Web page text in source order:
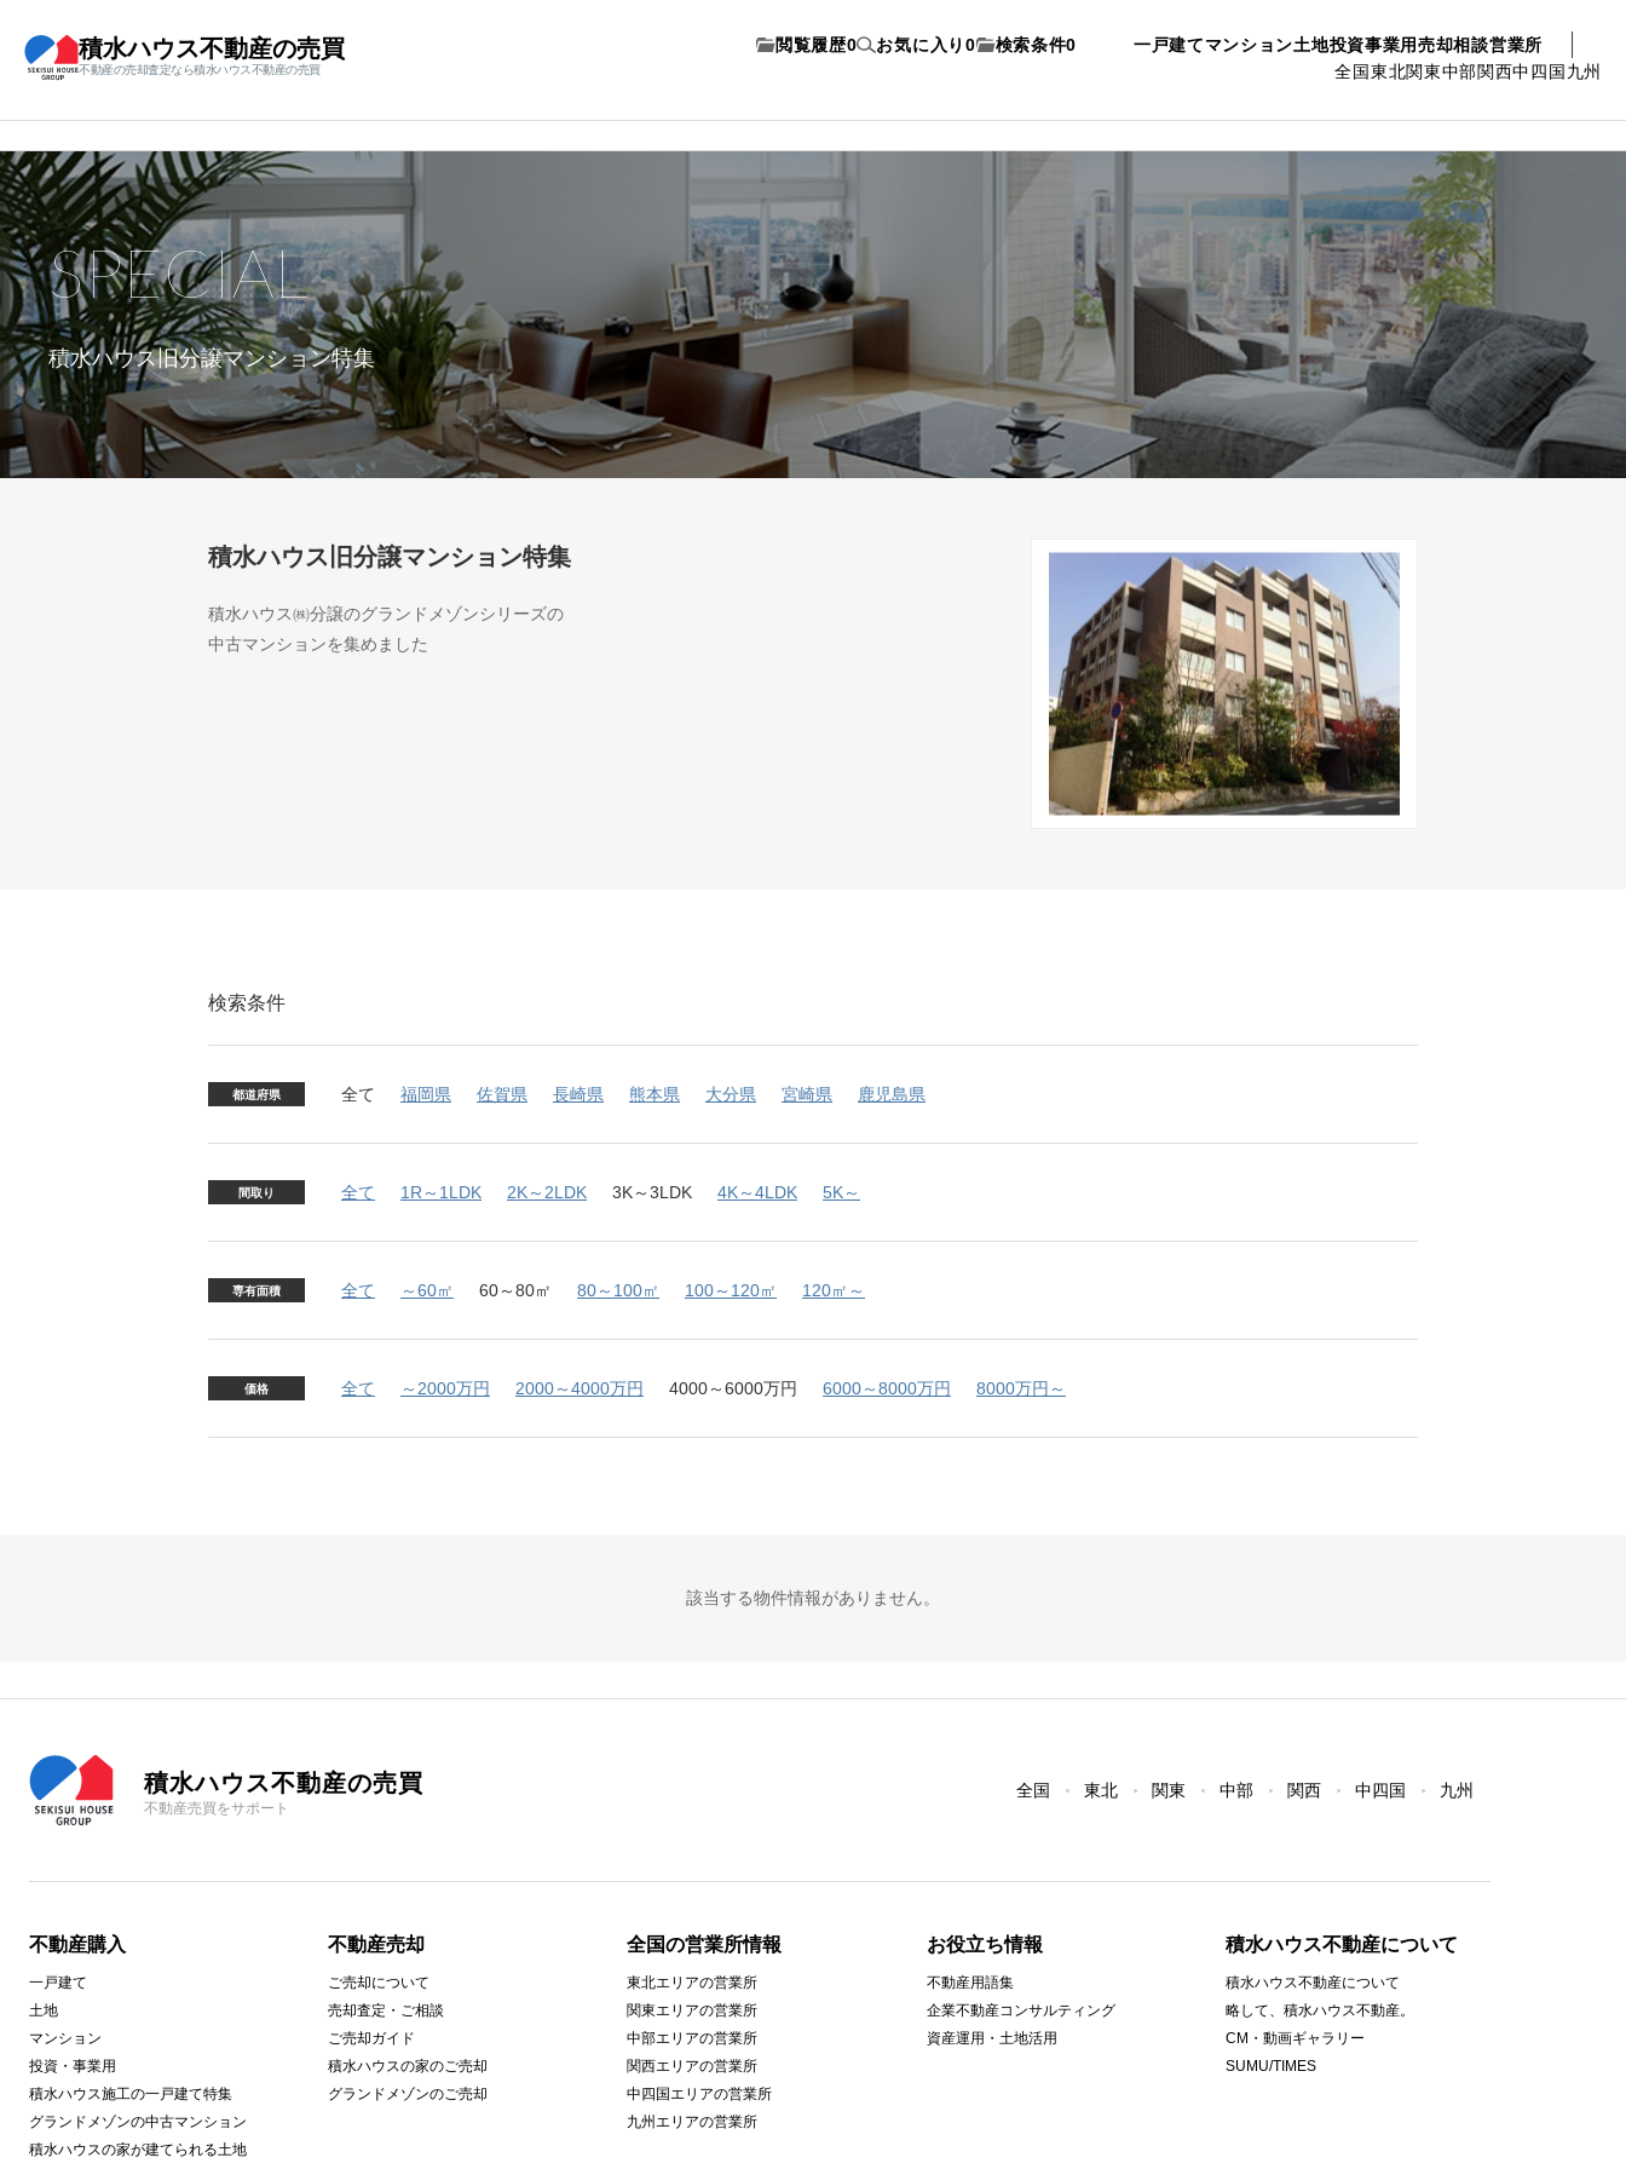
積水ハウス不動産の売買
不動産の売却査定なら積水ハウス不動産の売買
一戸建てマンション土地投資事業用売却相談営業所
全国東北関東中部関西中四国九州
閲覧履歴0 お気に入り 0 検索条件0
積水ハウス旧分譲マンション特集
SPECIAL
積水ハウス旧分譲マンション特集
積水ハウス㈱分譲のグランドメゾンシリーズの
中古マンションを集めました
検索条件
都道府県 全て 福岡県 佐賀県 長崎県 熊本県 大分県 宮崎県 鹿児島県
間取り 全て 1R～1LDK 2K～2LDK 3K～3LDK 4K～4LDK 5K～
専有面積 全て ～60㎡ 60～80㎡ 80～100㎡ 100～120㎡ 120㎡～
価格 全て ～2000万円 2000～4000万円 4000～6000万円 6000～8000万円 8000万円～
該当する物件情報がありません。
積水ハウス不動産の売買
不動産売買をサポート
全国 東北 関東 中部 関西 中四国 九州
不動産購入
一戸建て
土地
マンション
投資・事業用
積水ハウス施工の一戸建て特集
グランドメゾンの中古マンション
積水ハウスの家が建てられる土地
不動産売却
ご売却について
売却査定・ご相談
ご売却ガイド
積水ハウスの家のご売却
グランドメゾンのご売却
全国の営業所情報
東北エリアの営業所
関東エリアの営業所
中部エリアの営業所
関西エリアの営業所
中四国エリアの営業所
九州エリアの営業所
お役立ち情報
不動産用語集
企業不動産コンサルティング
資産運用・土地活用
積水ハウス不動産について
積水ハウス不動産について
略して、積水ハウス不動産。
CM・動画ギャラリー
SUMU/TIMES